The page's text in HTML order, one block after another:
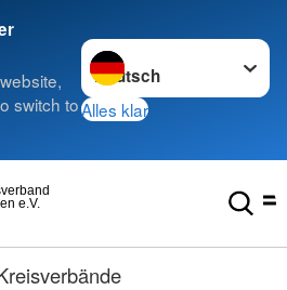
switch to
Sprache wechseln zu
Alles klar
e.V.